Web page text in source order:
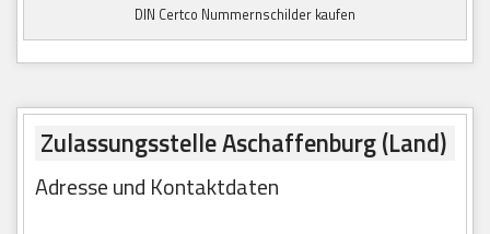
DIN Certco Nummernschilder kaufen
Zulassungsstelle Aschaffenburg (Land)
Adresse und Kontaktdaten